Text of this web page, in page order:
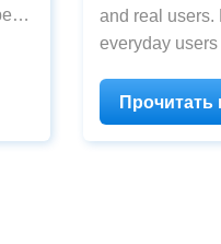
and real users.
everyday
testing
Прочитать